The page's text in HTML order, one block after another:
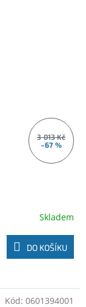
3 013 Kč
–67 %
Skladem
DO KOŠÍKU
Kód: 0601394001